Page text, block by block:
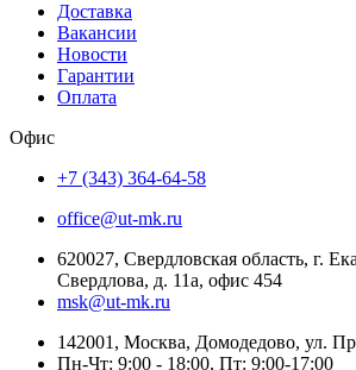
Доставка
Вакансии
Новости
Гарантии
Оплата
Офис
+7 (343) 364-64-58
office@ut-mk.ru
620027, Свердловская область, г.
Свердлова, д. 11а, офис 454
msk@ut-mk.ru
142001, Москва, Домодедово, ул.
Пн-Чт: 9:00 - 18:00, Пт: 9:00-17:00